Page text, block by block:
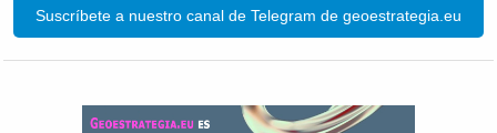
Suscríbete a nuestro canal de Telegram de geoestrategia.eu